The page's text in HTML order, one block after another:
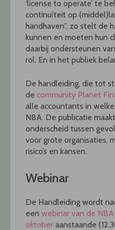
‘license to operate’ te
continuïteit op
handhaven”, zo stelt de
kunnen en moeten hun
daarbij ondersteunen
rol. En in het publiek
De handleiding, die tot
de community Planet
alle accountants in
NBA. De publicatie
onderscheid tussen
voor grote organisaties,
risico’s en kansen.
Webinar
De Handleiding wordt
een webinar van de
oktober aanstaande